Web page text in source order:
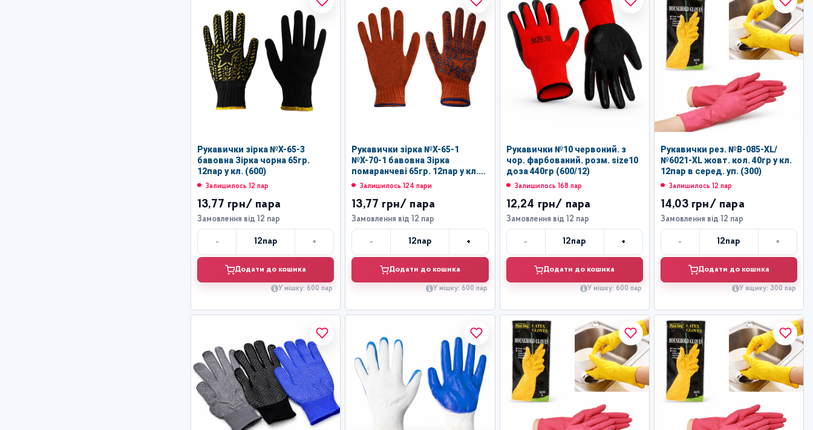
Рукавички зірка №Х-65-3
бавовна Зірка чорна 65гр.
12пар у кл. (600)
Залишилось 12 пар
13,77 грн/ пара
Замовлення від 12 пар
-
Кількість
12пар +
Додати до кошика
У мішку: 600 пар
Рукавички зірка №Х-65-1
№Х-70-1 бавовна Зірка
помаранчеві 65гр. 12пар у кл.
(600)Залишилось 124 пари
13,77 грн/ пара
Замовлення від 12 пар
-
Кількість
12пар +
Додати до кошика
У мішку: 600 пар
Рукавички №10 червоний. з
чор. фарбований. розм. size10
доза 440гр (600/12)
Залишилось 168 пар
12,24 грн/ пара
Замовлення від 12 пар
-
Кількість
12пар +
Додати до кошика
У мішку: 600 пар
Рукавички рез. №В-085-XL/
№6021-XL жовт. кол. 40гр у кл.
12пар в серед. уп. (300)
Залишилось 12 пар
14,03 грн/ пара
Замовлення від 12 пар
-
Кількість
12пар +
Додати до кошика
У ящику: 300 пар